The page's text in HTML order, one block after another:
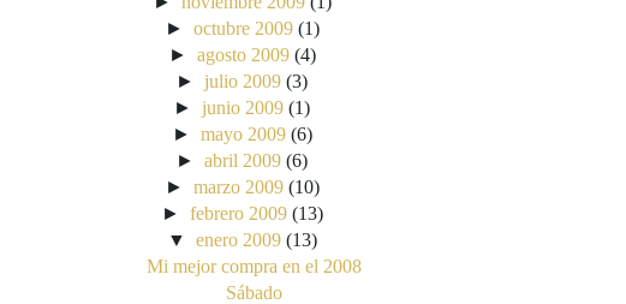
► octubre 2009 (1)
► agosto 2009 (4)
►julio 2009 (3)
►junio 2009 (1)
► mayo 2009 (6)
►abril 2009 (6)
► marzo 2009 (10)
► febrero 2009 (13)
▼ enero 2009 (13)
Mi mejor compra en el 2008
Sábado